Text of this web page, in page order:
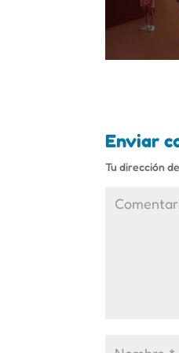
Enviar
Tu dirección